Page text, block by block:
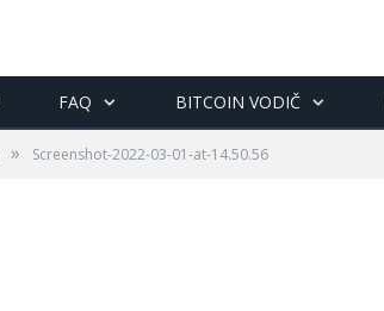
FAQ BITCOIN VODIČ
» Screenshot-2022-03-01-at-14.50.56